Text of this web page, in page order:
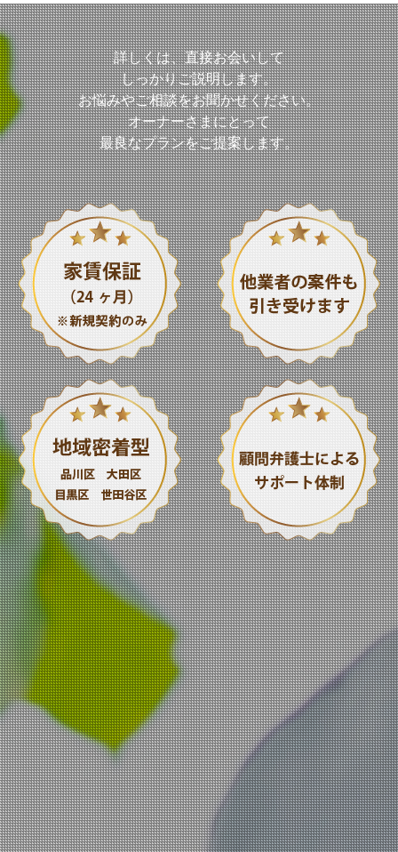
詳しくは、直接お会いして
しっかりご説明します。
お悩みやご相談をお聞かせください。
オーナーさまにとって
最良なプランをご提案します。